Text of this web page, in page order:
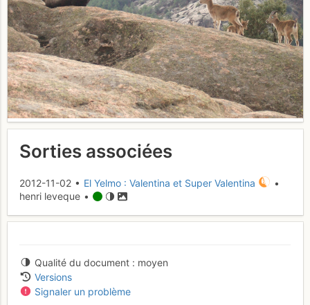
Sorties associées
2012-11-02 • El Yelmo : Valentina et Super Valentina
•
henri leveque •
Qualité du document
moyen
Versions
Signaler un problème